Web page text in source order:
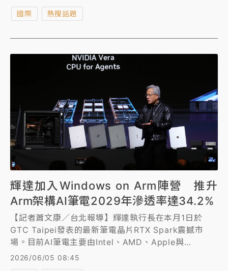
國際 熱搜話題
輝達加入Windows on Arm陣營 推升
Arm架構AI筆電2029年滲透率達34.2%
【記者蕭文康／台北報導】輝達執行長在本月1日於
GTC Taipei發表的最新筆電晶片RTX Spark震撼市
場。目前AI筆電主要由Intel、AMD、Apple與
Qualcomm推動，但根據TrendForce最新研究指出，
市場仍缺乏能夠大規模展現裝置端AI運算價值，並形成
2026/06/05 08:45